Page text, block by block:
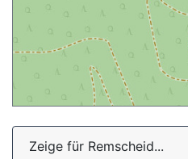
Zeige für Remscheid...